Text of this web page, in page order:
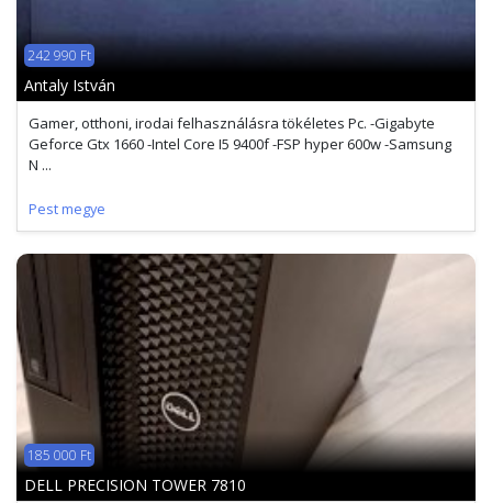
242 990 Ft
Antaly István
Gamer, otthoni, irodai felhasználásra tökéletes Pc. -Gigabyte
Geforce Gtx 1660 -Intel Core I5 9400f -FSP hyper 600w -Samsung
N ...
Pest megye
185 000 Ft
DELL PRECISION TOWER 7810